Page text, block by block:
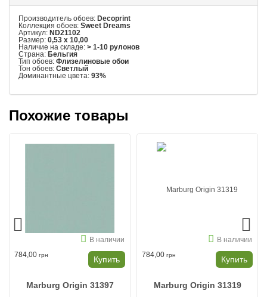
Производитель обоев: Decoprint
Коллекция обоев: Sweet Dreams
Артикул: ND21102
Размер: 0,53 x 10,00
Наличие на складе: > 1-10 рулонов
Страна: Бельгия
Тип обоев: Флизелиновые обои
Тон обоев: Светлый
Доминантные цвета: 93%
Похожие товары
В наличии
784,00 грн Купить
Marburg Origin 31397
В наличии
784,00 грн Купить
Marburg Origin 31319